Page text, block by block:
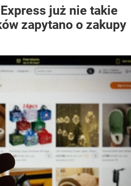
już nie takie
zapytano o zakupy